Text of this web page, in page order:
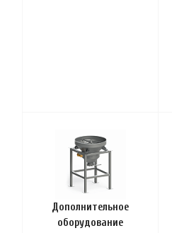
Дополнительное
оборудование